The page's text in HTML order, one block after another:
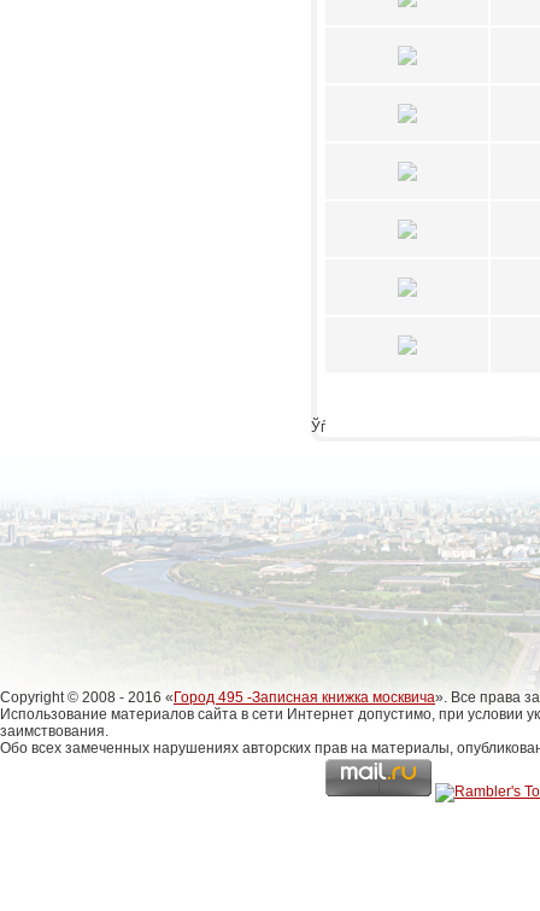
Ўѓ
Copyright © 2008 - 2016 «Город 495 -Записная книжка москвича». Все права
Использование материалов сайта в сети Интернет допустимо, при условии
заимствования.
Обо всех замеченных нарушениях авторских прав на материалы,